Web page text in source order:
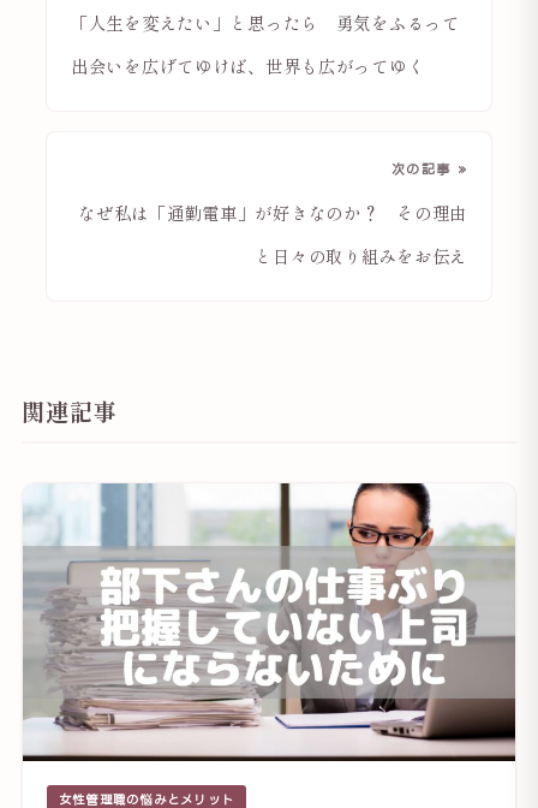
「人生を変えたい」と思ったら 勇気をふるって
出会いを広げてゆけば、世界も広がってゆく
次の記事 »
なぜ私は「通勤電車」が好きなのか？ その理由
と日々の取り組みをお伝え
関連記事
女性管理職の悩みとメリット